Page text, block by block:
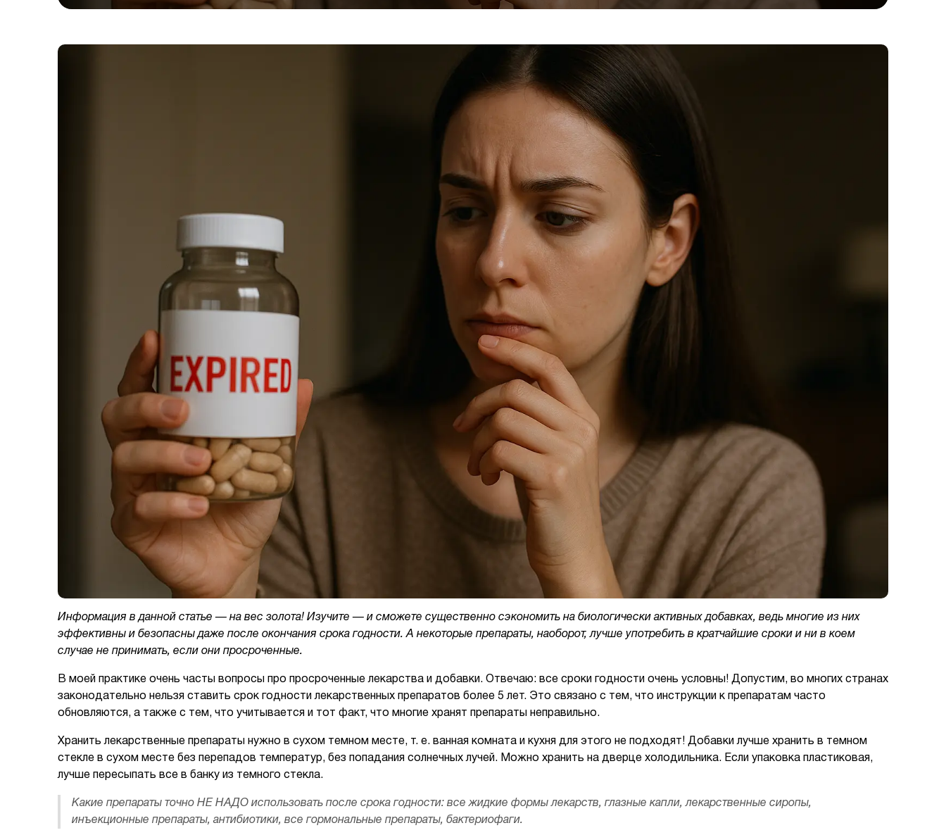
Информация в данной статье — на вес золота! Изучите — и сможете существенно сэкономить на биологически активных добавках, ведь многие из них
эффективны и безопасны даже после окончания срока годности. А некоторые препараты, наоборот, лучше употребить в кратчайшие сроки и ни в коем
случае не принимать, если они просроченные.
В моей практике очень часты вопросы про просроченные лекарства и добавки. Отвечаю: все сроки годности очень условны! Допустим, во многих странах
законодательно нельзя ставить срок годности лекарственных препаратов более 5 лет. Это связано с тем, что инструкции к препаратам часто
обновляются, а также с тем, что учитывается и тот факт, что многие хранят препараты неправильно.
Хранить лекарственные препараты нужно в сухом темном месте, т. е. ванная комната и кухня для этого не подходят! Добавки лучше хранить в темном
стекле в сухом месте без перепадов температур, без попадания солнечных лучей. Можно хранить на дверце холодильника. Если упаковка пластиковая,
лучше пересыпать все в банку из темного стекла.
Какие препараты точно НЕ НАДО использовать после срока годности: все жидкие формы лекарств, глазные капли, лекарственные сиропы,
инъекционные препараты, антибиотики, все гормональные препараты, бактериофаги.